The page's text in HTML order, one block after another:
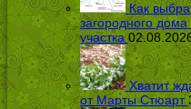
Как
загородного
участка
Хватит
от Марты Стюарт